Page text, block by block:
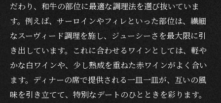
だわり、和牛の部位に最適な調理法を選び抜いていま
す。例えば、サーロインやフィレといった部位は、繊細
なスーヴィード調理を施し、ジューシーさを最大限に引
き出しています。これに合わせるワインとしては、軽や
かな白ワインや、少し熟成を重ねた赤ワインがよく合い
ます。ディナーの席で提供される一皿一皿が、互いの風
味を引き立てて、特別なデートのひとときを彩ります。